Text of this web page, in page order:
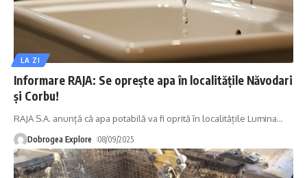
LA ZI
Informare RAJA: Se oprește apa în localitățile Năvodari
și Corbu!
RAJA S.A. anunță că apa potabilă va fi oprită în localitățile Lumina…
Dobrogea Explore 08/09/2025